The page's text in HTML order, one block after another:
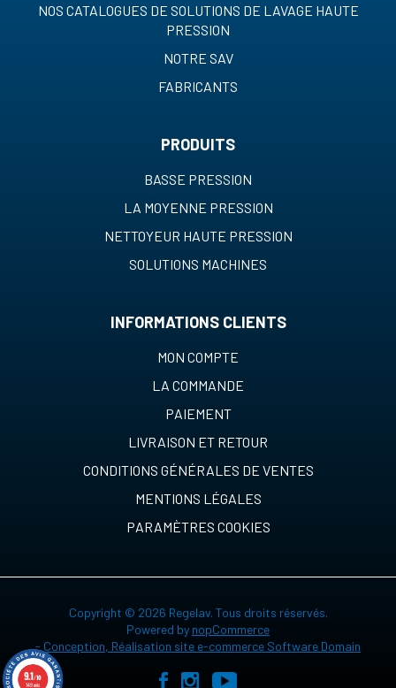
NOS CATALOGUES DE SOLUTIONS DE LAVAGE HAUTE
PRESSION
NOTRE SAV
FABRICANTS
PRODUITS
BASSE PRESSION
LA MOYENNE PRESSION
NETTOYEUR HAUTE PRESSION
SOLUTIONS MACHINES
INFORMATIONS CLIENTS
MON COMPTE
LA COMMANDE
PAIEMENT
LIVRAISON ET RETOUR
CONDITIONS GÉNÉRALES DE VENTES
MENTIONS LÉGALES
PARAMÈTRES COOKIES
Copyright © 2026 Regelav. Tous droits réservés.
Powered by nopCommerce
- Conception, Réalisation site e-commerce Software Domain
9.1/10
149 avis